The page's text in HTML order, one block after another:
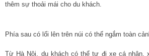
thêm sự thoải mái cho du khách.
Phía sau có lối lên trên núi có thể ngắm toàn
Từ Hà Nội, du khách có thể tự đi xe cá nhân,